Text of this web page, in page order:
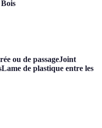
ou de passageJoint
de plastique entre les